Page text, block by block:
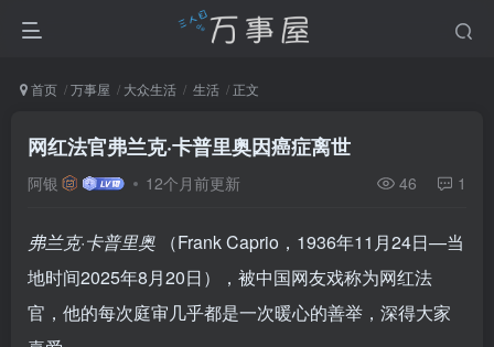
首页 万事屋 大众生活 生活 正文
网红法官弗兰克·卡普里奥因癌症离世
阿银 12个月前更新 46 1
弗兰克·卡普里奥
（Frank Caprio，1936年11月24日—当
地时间2025年8月20日），被中国网友戏称为网红法
官，他的每次庭审几乎都是一次暖心的善举，深得大家